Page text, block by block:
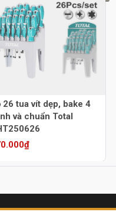
26 tua vít dẹp, bake 4
và chuẩn Total